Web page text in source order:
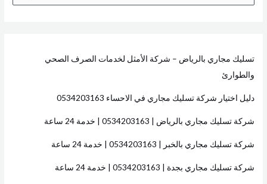
ث
ع
تسليك مجاري بالرياض – شركة الأمثل لخدمات الصرف الصحي
والطوارئ
دليل اختيار شركة تسليك مجاري في الاحساء 0534203163
شركة تسليك مجاري بالرياض | 0534203163 | خدمة 24 ساعة
شركة تسليك مجاري بالخبر | 0534203163 | خدمة 24 ساعة
شركة تسليك مجاري بجدة | 0534203163 | خدمة 24 ساعة